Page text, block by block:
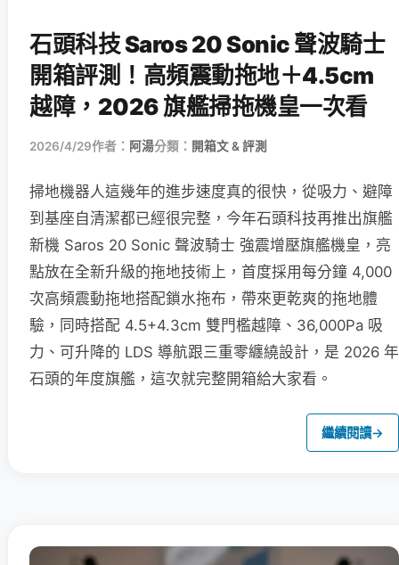
石頭科技 Saros 20 Sonic 聲波騎士
開箱評測！高頻震動拖地＋4.5cm
越障，2026 旗艦掃拖機皇一次看
2026/4/29作者： 阿湯分類： 開箱文 & 評測
掃地機器人這幾年的進步速度真的很快，從吸力、避障
到基座自清潔都已經很完整，今年石頭科技再推出旗艦
新機 Saros 20 Sonic 聲波騎士 強震增壓旗艦機皇，亮
點放在全新升級的拖地技術上，首度採用每分鐘 4,000
次高頻震動拖地搭配鎖水拖布，帶來更乾爽的拖地體
驗，同時搭配 4.5+4.3cm 雙門檻越障、36,000Pa 吸
力、可升降的 LDS 導航跟三重零纏繞設計，是 2026 年
石頭的年度旗艦，這次就完整開箱給大家看。
繼續閱讀→